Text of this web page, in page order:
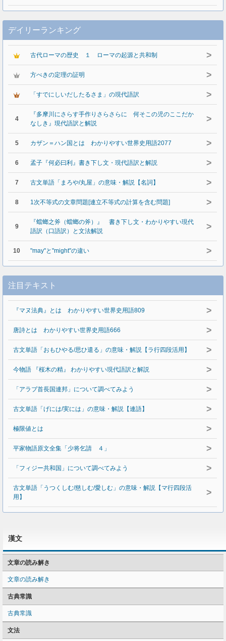
デイリーランキング
古代ローマの歴史 １ ローマの起源と共和制 >
方べきの定理の証明 >
「すでにしいだしたるさま」の現代語訳 >
4
『多摩川にさらす手作りさらさらに 何そこの児のここだか
なしき』現代語訳と解説
>
5 カザン＝ハン国とは わかりやすい世界史用語2077 >
6 孟子『何必曰利』書き下し文・現代語訳と解説 >
7 古文単語「まろや/丸屋」の意味・解説【名詞】 >
8 1次不等式の文章問題[連立不等式の計算を含む問題] >
9
『蟷螂之斧（蟷螂の斧）』 書き下し文・わかりやすい現代
語訳（口語訳）と文法解説
>
10 "may"と"might"の違い >
注目テキスト
『マヌ法典』とは わかりやすい世界史用語809 >
唐詩とは わかりやすい世界史用語666 >
古文単語「おもひやる/思ひ遣る」の意味・解説【ラ行四段活用】 >
今物語 『桜木の精』 わかりやすい現代語訳と解説 >
「アラブ首長国連邦」について調べてみよう >
古文単語「げには/実には」の意味・解説【連語】 >
極限値とは >
平家物語原文全集「少将乞請 ４」 >
「フィジー共和国」について調べてみよう >
古文単語「うつくしむ/慈しむ/愛しむ」の意味・解説【マ行四段活
用】
>
漢文
文章の読み解き
文章の読み解き
古典常識
古典常識
文法